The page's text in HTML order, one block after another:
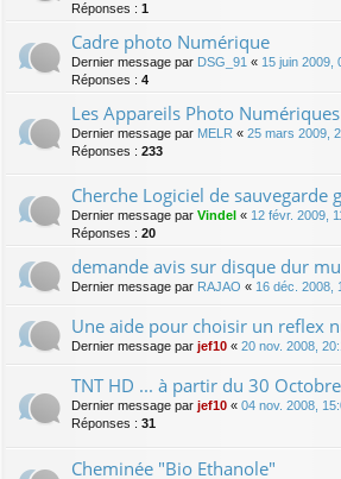
Réponses : 1
Cadre photo Numérique
Dernier message par DSG_91 « 15 juin 2009,
Réponses : 4
Les Appareils Photo
Dernier message par MELR « 25 mars 2009,
Réponses : 233
Cherche Logiciel de sauvegarde
Dernier message par Vindel « 12 févr. 2009,
Réponses : 20
demande avis sur disque dur
Dernier message par RAJAO « 16 déc. 2008,
Une aide pour choisir un reflex
Dernier message par jef10 « 20 nov. 2008,
TNT HD ... à partir du 30
Dernier message par jef10 « 04 nov. 2008,
Réponses : 31
Cheminée "Bio Ethanole"